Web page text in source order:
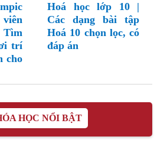
trí
cho
Hoá học lớp 10 |
Các dạng bài tập
Hoá 10 chọn lọc, có
đáp án
HỌC NỔI BẬT